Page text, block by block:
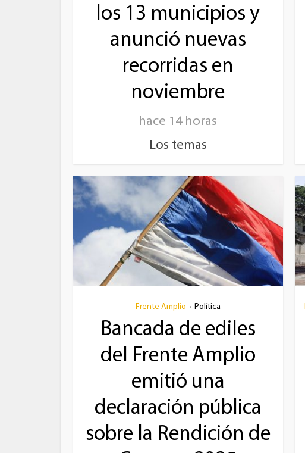
los 13 municipios y
anunció nuevas
recorridas en
noviembre
hace 14 horas
Los temas
Frente Amplio • Política
Bancada de ediles
del Frente Amplio
emitió una
declaración pública
sobre la Rendición de